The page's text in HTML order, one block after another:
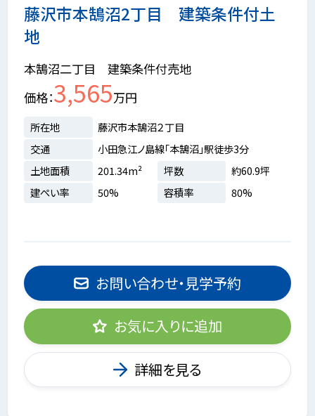
藤沢市本鵠沼2丁目 建築条件付土
地
本鵠沼二丁目 建築条件付売地
価格 3,565万円
所在地
藤沢市本鵠沼２丁目
交通
小田急江ノ島線「本鵠沼」駅徒歩3分
土地面積
201.34m² 坪数
約60.9坪
建ぺい率
50% 容積率 80%
お問い合わせ・見学予約
お気に入りに追加
詳細を見る